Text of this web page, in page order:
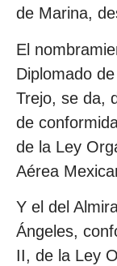
de Marina,
El
Diplomado
Trejo, se da,
de
de la Ley
Aérea
Y el del
Ángeles,
II, de la Ley